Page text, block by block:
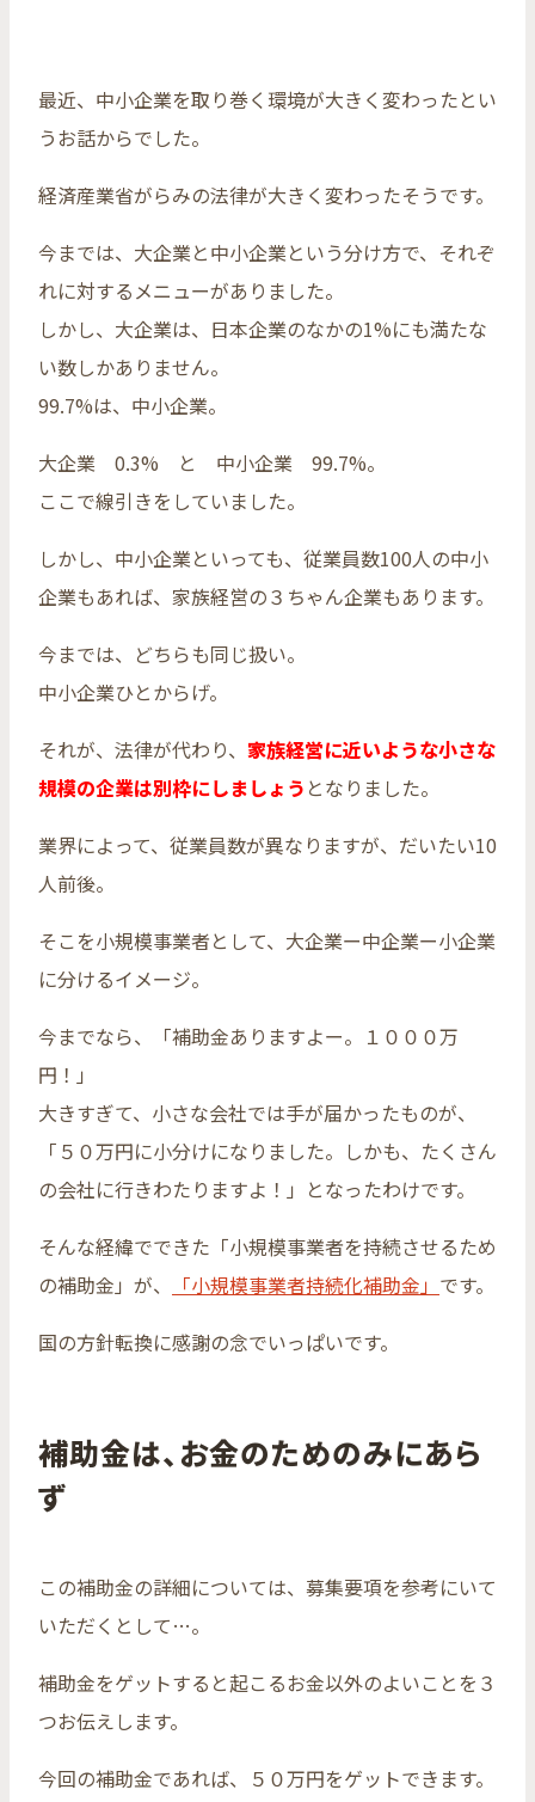
最近、中小企業を取り巻く環境が大きく変わったとい
うお話からでした。
経済産業省がらみの法律が大きく変わったそうです。
今までは、大企業と中小企業という分け方で、それぞ
れに対するメニューがありました。
しかし、大企業は、日本企業のなかの1%にも満たな
い数しかありません。
99.7%は、中小企業。
大企業 0.3% と 中小企業 99.7%。
ここで線引きをしていました。
しかし、中小企業といっても、従業員数100人の中小
企業もあれば、家族経営の３ちゃん企業もあります。
今までは、どちらも同じ扱い。
中小企業ひとからげ。
それが、法律が代わり、 家族経営に近いような小さな
規模の企業は別枠にしましょう となりました。
業界によって、従業員数が異なりますが、だいたい10
人前後。
そこを小規模事業者として、大企業ー中企業ー小企業
に分けるイメージ。
今までなら、「補助金ありますよー。１０００万
円！」
大きすぎて、小さな会社では手が届かったものが、
「５０万円に小分けになりました。しかも、たくさん
の会社に行きわたりますよ！」となったわけです。
そんな経緯でできた「小規模事業者を持続させるため
の補助金」が、
「小規模事業者持続化補助金」 です。
国の方針転換に感謝の念でいっぱいです。
補助金は、お金のためのみにあら
ず
この補助金の詳細については、募集要項を参考にいて
いただくとして…。
補助金をゲットすると起こるお金以外のよいことを３
つお伝えします。
今回の補助金であれば、５０万円をゲットできます。